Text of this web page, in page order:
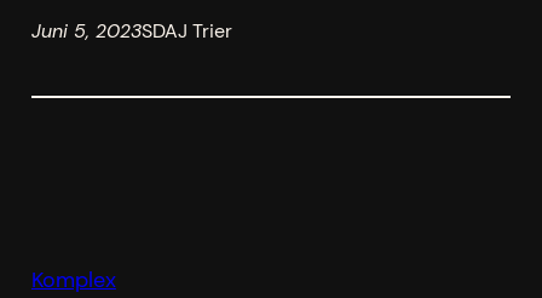
Juni 5, 2023SDAJ Trier
Komplex